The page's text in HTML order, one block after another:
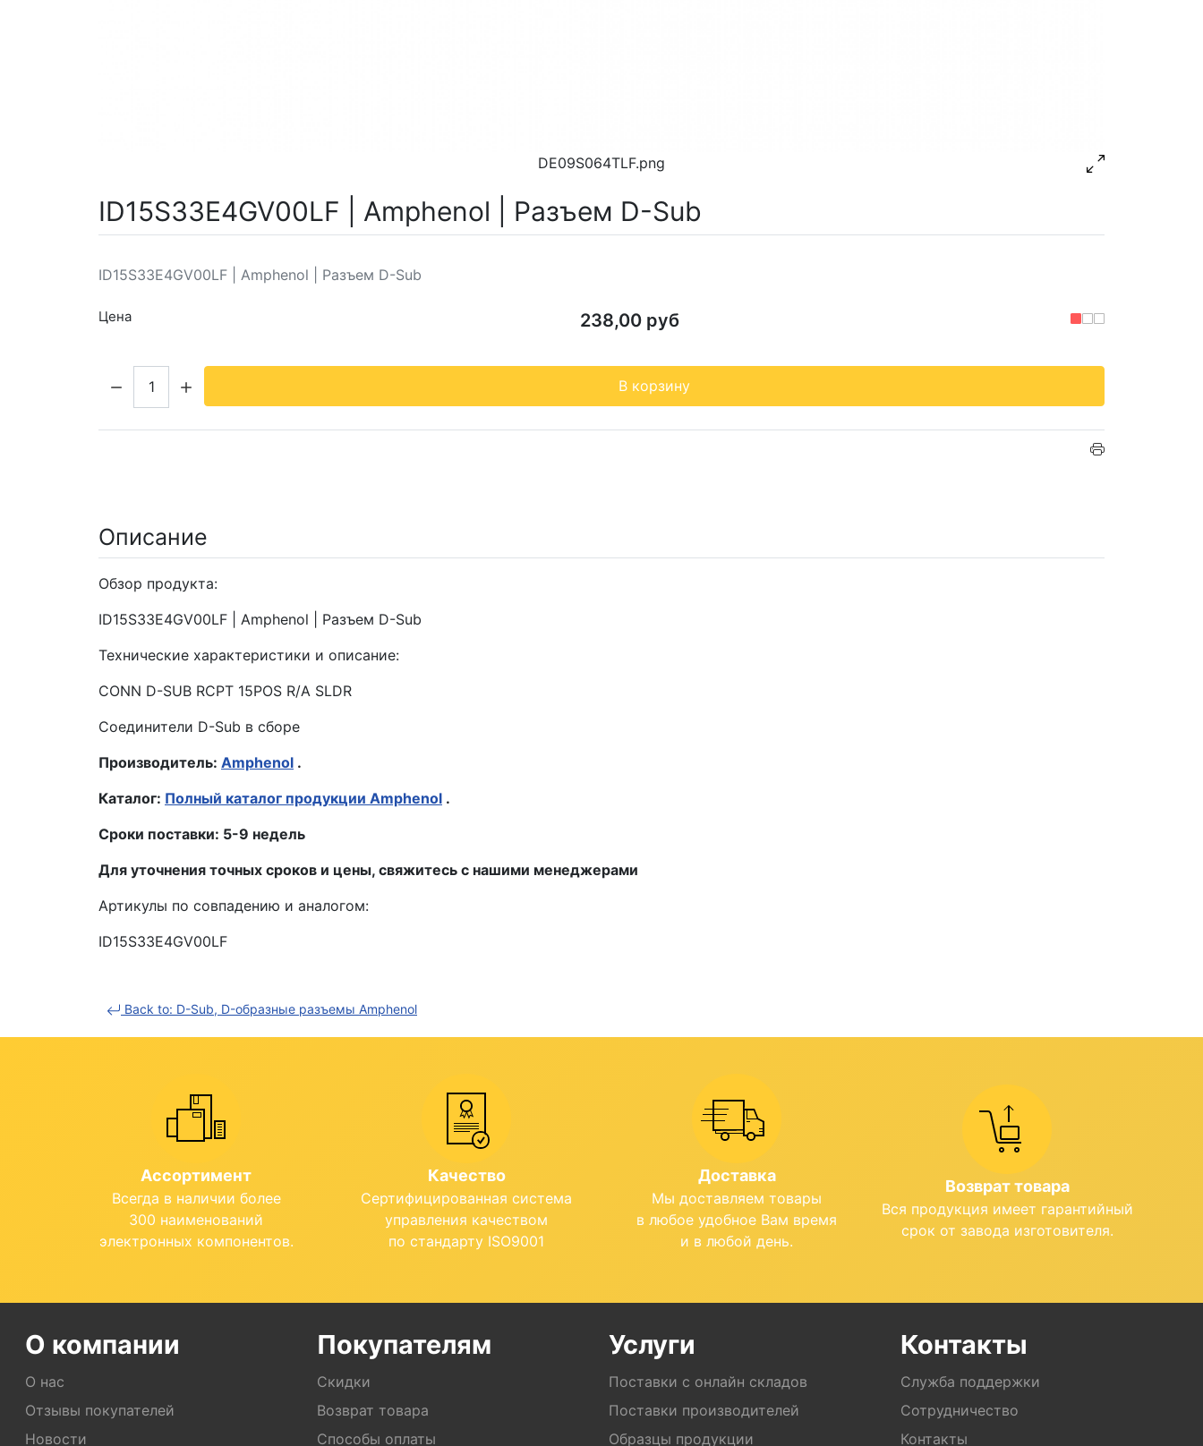
DE09S064TLF.png
ID15S33E4GV00LF | Amphenol | Разъем D-Sub
ID15S33E4GV00LF | Amphenol | Разъем D-Sub
Цена 238,00 руб
В корзину
Описание
Обзор продукта:
ID15S33E4GV00LF | Amphenol | Разъем D-Sub
Технические характеристики и описание:
CONN D-SUB RCPT 15POS R/A SLDR
Соединители D-Sub в сборе
Производитель: Amphenol .
Каталог: Полный каталог продукции Amphenol .
Сроки поставки: 5-9 недель
Для уточнения точных сроков и цены, свяжитесь с нашими менеджерами
Артикулы по совпадению и аналогом:
ID15S33E4GV00LF
Back to: D-Sub, D-образные разъемы Amphenol
Ассортимент
Всегда в наличии более
300 наименований
электронных компонентов.
Качество
Сертифицированная система
управления качеством
по стандарту ISO9001
Доставка
Мы доставляем товары
в любое удобное Вам время
и в любой день.
Возврат товара
Вся продукция имеет гарантийный
срок от завода изготовителя.
О компании
О нас
Отзывы покупателей
Новости
Покупателям
Скидки
Возврат товара
Способы оплаты
Услуги
Поставки с онлайн складов
Поставки производителей
Образцы продукции
Контакты
Служба поддержки
Сотрудничество
Контакты